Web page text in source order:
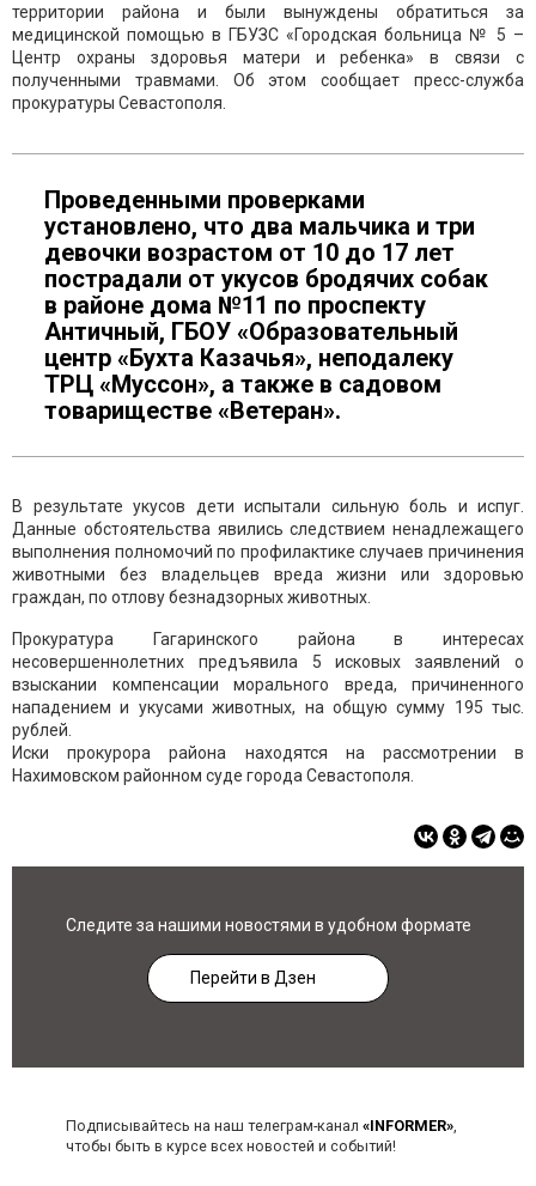
территории района и были вынуждены обратиться за
медицинской помощью в ГБУЗС «Городская больница № 5 –
Центр охраны здоровья матери и ребенка» в связи с
полученными травмами. Об этом сообщает пресс-служба
прокуратуры Севастополя.
Проведенными проверками
установлено, что два мальчика и три
девочки возрастом от 10 до 17 лет
пострадали от укусов бродячих собак
в районе дома №11 по проспекту
Античный, ГБОУ «Образовательный
центр «Бухта Казачья», неподалеку
ТРЦ «Муссон», а также в садовом
товариществе «Ветеран».
В результате укусов дети испытали сильную боль и испуг.
Данные обстоятельства явились следствием ненадлежащего
выполнения полномочий по профилактике случаев причинения
животными без владельцев вреда жизни или здоровью
граждан, по отлову безнадзорных животных.
Прокуратура Гагаринского района в интересах
несовершеннолетних предъявила 5 исковых заявлений о
взыскании компенсации морального вреда, причиненного
нападением и укусами животных, на общую сумму 195 тыс.
рублей.
Иски прокурора района находятся на рассмотрении в
Нахимовском районном суде города Севастополя.
Следите за нашими новостями в удобном формате
Перейти в Дзен
Подписывайтесь на наш телеграм-канал «INFORMER»,
чтобы быть в курсе всех новостей и событий!